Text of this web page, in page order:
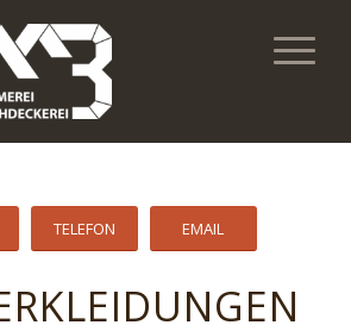
TELEFON EMAIL